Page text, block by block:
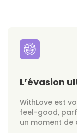
L’évasion
WithLove est
feel-good,
un moment de